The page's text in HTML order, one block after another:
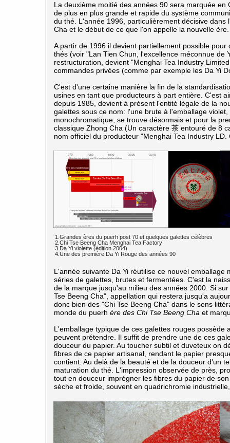
La deuxième moitié des années 90 sera marquée
de plus en plus grande et rapide du système
du thé. L'année 1996, particulièrement décisive
Cha et le début de ce que l'on appelle la nouvelle ère.
A partir de 1996 il devient partiellement possible
thés (voir "Lan Tien Chun, l'excellence méconnue de
restructuration, devient "Menghai Tea Industry
commandes privées (comme par exemple les Da Yi
C'est d'une certaine manière la fin de la
usines en tant que producteurs à part entière. C'est
depuis 1985, devient à présent l'entité légale de la
galettes sous ce nom: l'une brute à l'emballage
monochromatique, se trouve désormais et pour la
classique Zhong Cha (Un caractère 茶 entouré de 8
nom officiel du producteur "Menghai Tea Industry
1.Grandes ères du puerh post 70 et quelques galettes célèbres
2.Chi Tse Beeng Cha Menghai Tea Factory
3.Da Yi violette (édition 2004)
4.Une des première Da Yi Rouge des années 90
L'année suivante Da Yi réutilise ce nouvel
séries de galettes, brutes et fermentées. C'est la
de la marque jusqu'au milieu des années 2000. Si
Tse Beeng Cha", appellation qui restera jusqu'a
donc bien des "Chi Tse Beeng Cha" dans le sens
monde du puerh ère des Chi Tse Beeng Cha et
L'emballage typique de ces galettes rouges
peuvent prétendre. Il suffit de prendre une de ces
douceur du papier. Au toucher subtil et duveteux on
fibres de ce papier artisanal, rendant le papier
contient. Au delà de la beauté et de la douceur d'un
maturation du thé. L'impression observée de près,
tout en douceur imprégner les fibres du papier de
sèche et froide, souvent en quadrichromie